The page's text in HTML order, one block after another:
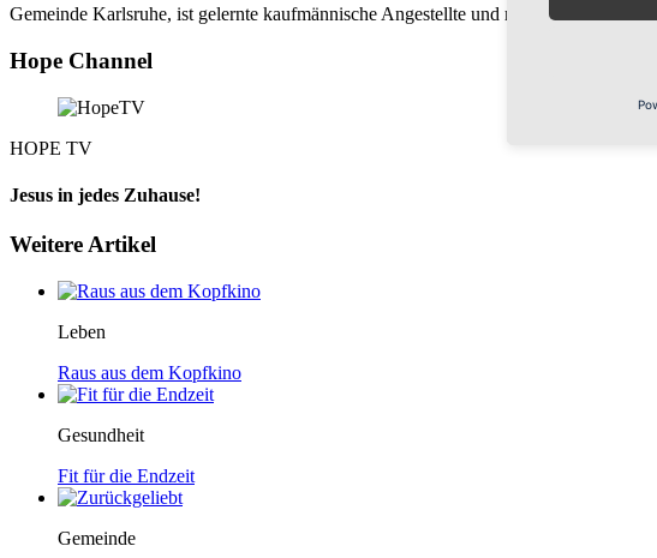
Gemeinde Karlsruhe, ist gelernte kaufmännische Angestellte und mittlerweile im
Hope Channel
HOPE TV
Jesus in jedes Zuhause!
Weitere Artikel
Leben
Raus aus dem Kopfkino
Gesundheit
Fit für die Endzeit
Gemeinde